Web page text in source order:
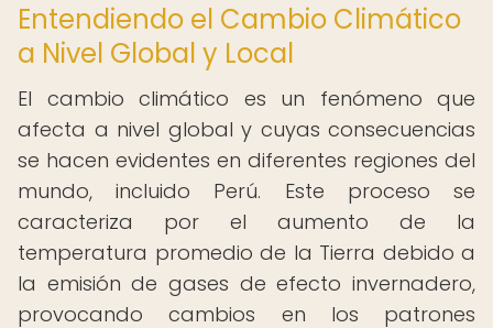
Entendiendo el Cambio Climático
a Nivel Global y Local
El cambio climático es un fenómeno que
afecta a nivel global y cuyas consecuencias
se hacen evidentes en diferentes regiones del
mundo, incluido Perú. Este proceso se
caracteriza por el aumento de la
temperatura promedio de la Tierra debido a
la emisión de gases de efecto invernadero,
provocando cambios en los patrones